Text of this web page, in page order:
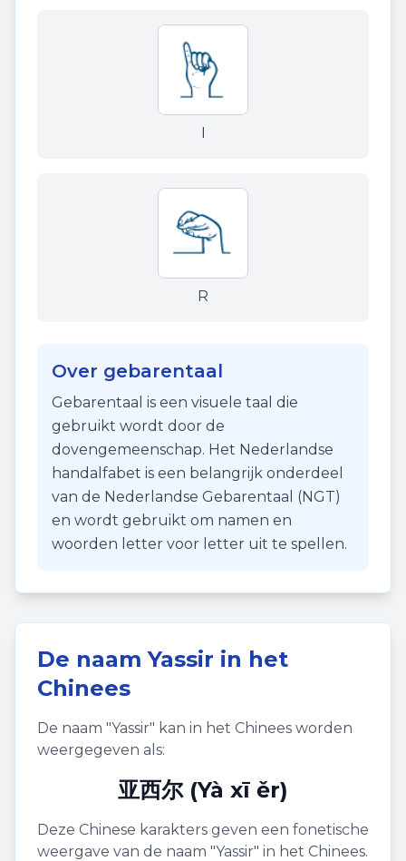
I
R
Over gebarentaal
Gebarentaal is een visuele taal die
gebruikt wordt door de
dovengemeenschap. Het Nederlandse
handalfabet is een belangrijk onderdeel
van de Nederlandse Gebarentaal (NGT)
en wordt gebruikt om namen en
woorden letter voor letter uit te spellen.
De naamYassir in het
Chinees
De naam "Yassir" kan in het Chinees worden
weergegeven als:
亚西尔 (Yà xī ěr)
Deze Chinese karakters geven een fonetische
weergave van de naam "Yassir" in het Chinees.